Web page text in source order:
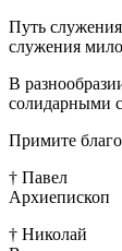
Путь
служения
В
солидарными
Примите
† Павел
Архиепископ
† Николай